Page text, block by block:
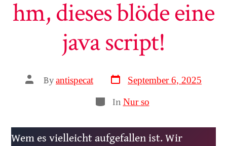
hm, dieses blöde eine
java script!
Post
author
Byantispecat
Post
date
September 6, 2025
Categories
In Nur so
Wem es vielleicht aufgefallen ist. Wir